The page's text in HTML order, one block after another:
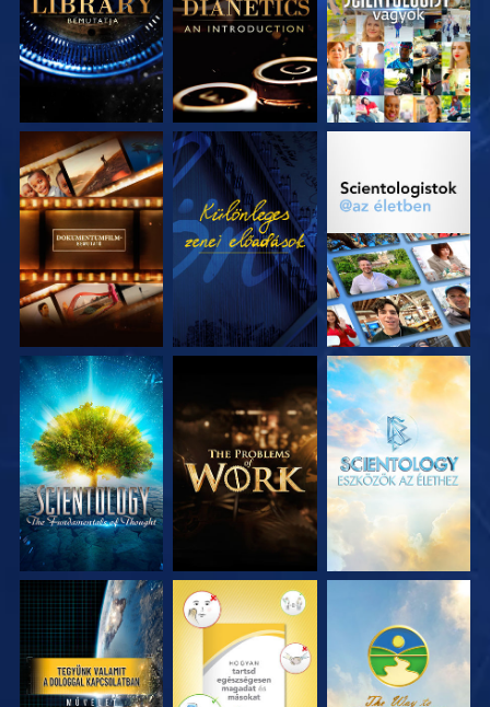
A SOROZAT
RÉSZEI
MŰSORNÉZÉS
A SOROZAT
A SOROZAT
RÉSZEI
A SOROZAT
RÉSZEI
A SOROZAT
RÉSZEI
MŰSORNÉZÉS MŰSORNÉZÉS MŰSORNÉZÉS